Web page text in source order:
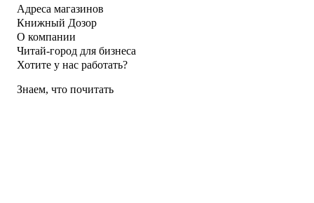
Адреса магазинов
Книжный Дозор
О компании
Читай-город для бизнеса
Хотите у нас работать?
Знаем, что почитать